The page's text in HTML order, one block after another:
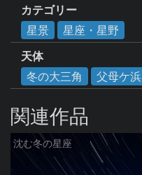
カテゴリー
星景
星座・星野
天体
冬の大三角
父母ケ浜
関連作品
沈む冬の星座